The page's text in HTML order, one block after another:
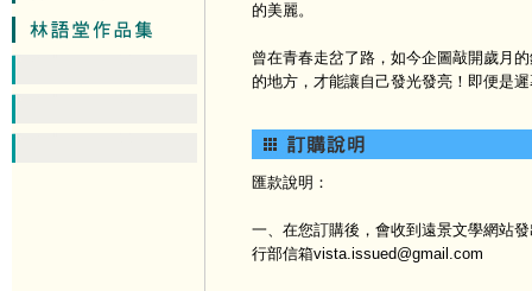
的美麗。
曾在青春走岔了路，如今企圖敲開歲月
的地方，才能讓自己發光發亮！即便是
匯款說明：
一、在您訂購後，會收到遠景文學網站
行部信箱vista.issued@gmail.com